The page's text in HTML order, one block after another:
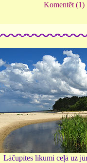
Komentēt (1)
Lāčupītes līkumi ceļā uz